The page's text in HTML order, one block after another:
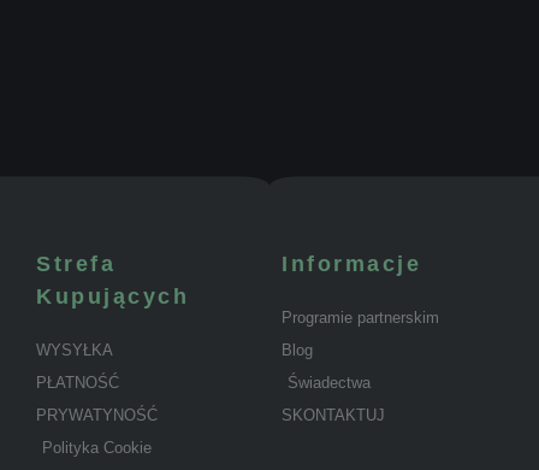
Strefa
Kupujących
WYSYŁKA
PŁATNOŚĆ
PRYWATYNOŚĆ
Polityka Cookie
Informacje
Programie partnerskim
Blog
Świadectwa
SKONTAKTUJ